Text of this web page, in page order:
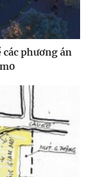
phương án